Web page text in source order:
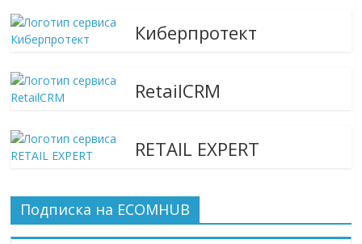
Киберпротект
RetailCRM
RETAIL EXPERT
Подписка на ECOMHUB